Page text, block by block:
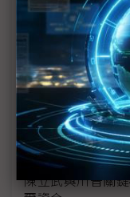
H200效能翻6倍
讓中國動心
豐田目標2026全
電動車放緩影響
東南亞各國與美
產、轉口問題
陳立武與川普關